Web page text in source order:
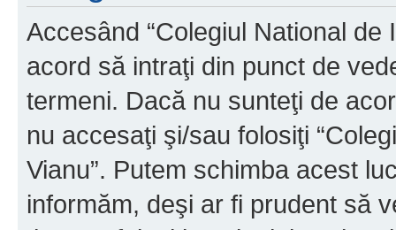
Accesând “Colegiul National de
acord să intraţi din punct de
termeni. Dacă nu sunteţi de
nu accesaţi şi/sau folosiţi
Vianu”. Putem schimba acest
informăm, deşi ar fi prudent să